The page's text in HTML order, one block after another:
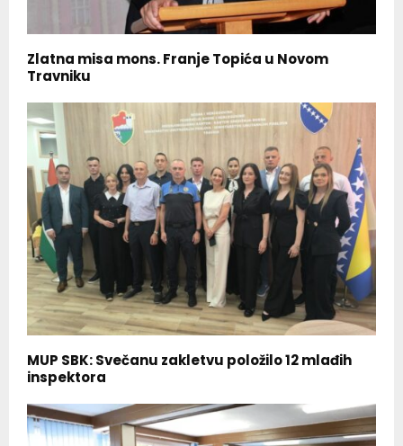
Zlatna misa mons. Franje Topića u Novom
Travniku
MUP SBK: Svečanu zakletvu položilo 12 mlađih
inspektora